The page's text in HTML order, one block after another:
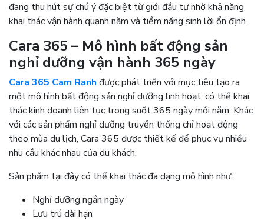
đang thu hút sự chú ý đặc biệt từ giới đầu tư nhờ khả năng
khai thác vận hành quanh năm và tiềm năng sinh lời ổn định.
Cara 365 – Mô hình bất động sản
nghỉ dưỡng vận hành 365 ngày
Cara 365 Cam Ranh được phát triển với mục tiêu tạo ra
một mô hình bất động sản nghỉ dưỡng linh hoạt, có thể khai
thác kinh doanh liên tục trong suốt 365 ngày mỗi năm. Khác
với các sản phẩm nghỉ dưỡng truyền thống chỉ hoạt động
theo mùa du lịch, Cara 365 được thiết kế để phục vụ nhiều
nhu cầu khác nhau của du khách.
Sản phẩm tại đây có thể khai thác đa dạng mô hình như:
Nghỉ dưỡng ngắn ngày
Lưu trú dài hạn